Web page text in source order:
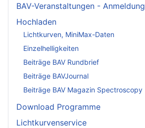
BAV-Veranstaltungen - Anmeldung
Hochladen
Lichtkurven, MiniMax-Daten
Einzelhelligkeiten
Beiträge BAV Rundbrief
Beiträge BAVJournal
Beiträge BAV Magazin Spectroscopy
Download Programme
Lichtkurvenservice